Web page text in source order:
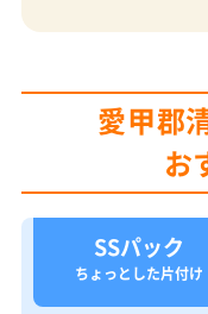
愛甲郡
お
SSパック
ちょっとした片付け